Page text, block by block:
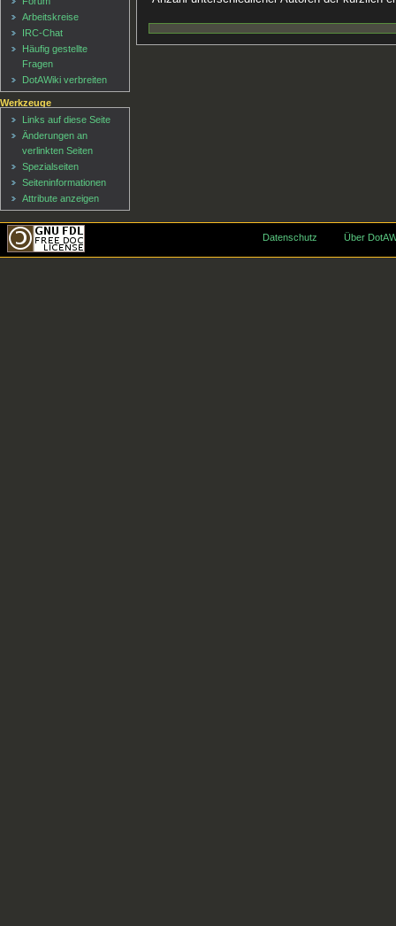
Arbeitskreise
IRC-Chat
Häufig gestellte
Fragen
DotAWiki verbreiten
Werkzeuge
Links auf diese Seite
Änderungen an
verlinkten Seiten
Spezialseiten
Seiten­informationen
Attribute anzeigen
Datenschutz Über